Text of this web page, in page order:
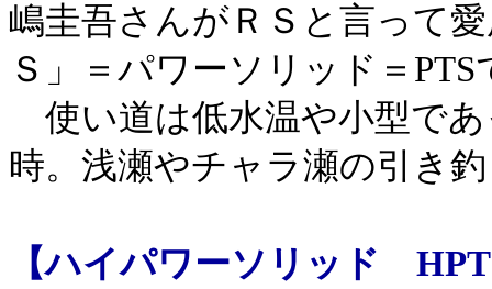
嶋圭吾さんがＲＳと言って
Ｓ」＝パワーソリッド＝PTS
使い道は低水温や小型で
時。浅瀬やチャラ瀬の引き
【ハイパワーソリッド